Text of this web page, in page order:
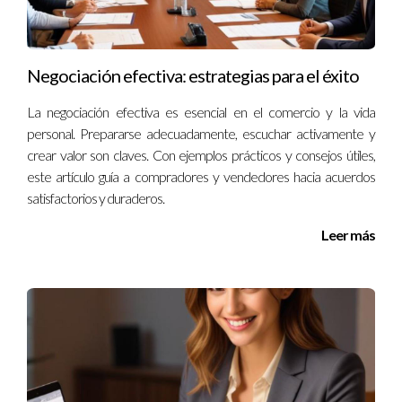
interesados y cerró múltiples ventas en su primer año. Su
enfoque innovador le permitió obtener comisiones superiores
al promedio del mercado.
inmobiliarios
Si estás comenzando tu carrera como agente inmobiliario,
aquí hay algunos consejos prácticos que pueden ayudarte a
maximizar tus oportunidades y tus ingresos.
Nunca subestimes el valor del
digital y negociación son esenciales.
Conectar con otros profesionales
del sector puede abrir puertas y generar referencias
Aprovecha las redes sociales:Utiliza plataformas como
Instagram o Facebook para mostrar tus listados y
Negociación efectiva: estrategias para el éxito
La negociación efectiva es esencial en el comercio y la vida
personal. Prepararse adecuadamente, escuchar activamente y
crear valor son claves. Con ejemplos prácticos y consejos útiles,
este artículo guía a compradores y vendedores hacia acuerdos
satisfactorios y duraderos.
Leer más